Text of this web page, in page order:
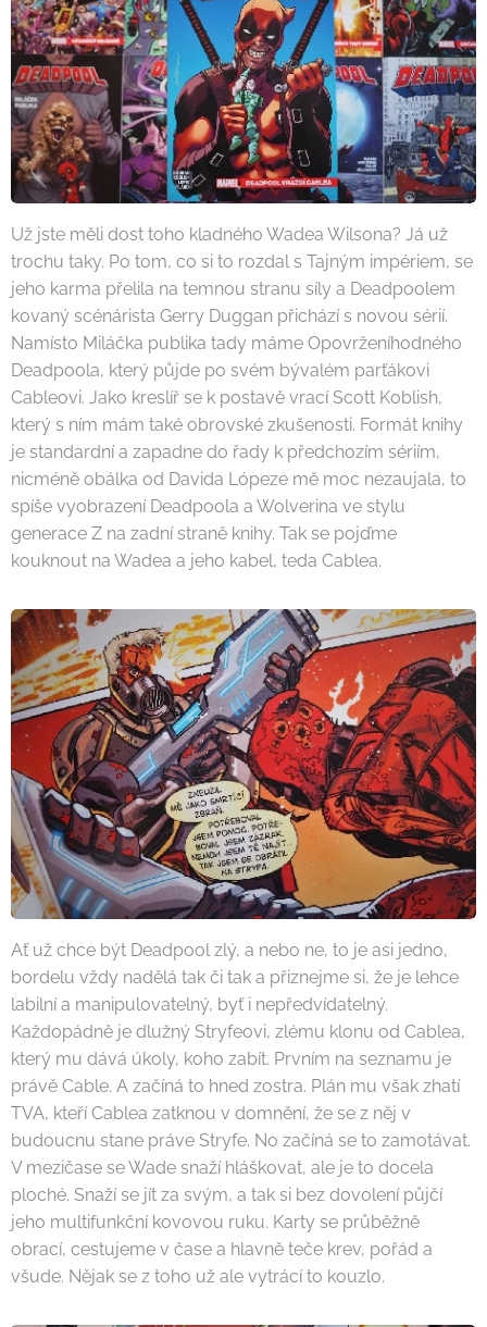
Už jste měli dost toho kladného Wadea Wilsona? Já už
trochu taky. Po tom, co si to rozdal s Tajným impériem, se
jeho karma přelila na temnou stranu síly a Deadpoolem
kovaný scénárista Gerry Duggan přichází s novou sérií.
Namísto Miláčka publika tady máme Opovrženíhodného
Deadpoola, který půjde po svém bývalém parťákovi
Cableovi. Jako kreslíř se k postavě vrací Scott Koblish,
který s ním mám také obrovské zkušenosti. Formát knihy
je standardní a zapadne do řady k předchozím sériím,
nicméně obálka od Davida Lópeze mě moc nezaujala, to
spíše vyobrazení Deadpoola a Wolverina ve stylu
generace Z na zadní straně knihy. Tak se pojďme
kouknout na Wadea a jeho kabel, teda Cablea.
Ať už chce být Deadpool zlý, a nebo ne, to je asi jedno,
bordelu vždy nadělá tak či tak a přiznejme si, že je lehce
labilní a manipulovatelný, byť i nepředvídatelný.
Každopádně je dlužný Stryfeovi, zlému klonu od Cablea,
který mu dává úkoly, koho zabít. Prvním na seznamu je
právě Cable. A začíná to hned zostra. Plán mu však zhatí
TVA, kteří Cablea zatknou v domnění, že se z něj v
budoucnu stane práve Stryfe. No začíná se to zamotávat.
V mezičase se Wade snaží hláškovat, ale je to docela
ploché. Snaží se jít za svým, a tak si bez dovolení půjčí
jeho multifunkční kovovou ruku. Karty se průběžně
obrací, cestujeme v čase a hlavně teče krev, pořád a
všude. Nějak se z toho už ale vytrácí to kouzlo.